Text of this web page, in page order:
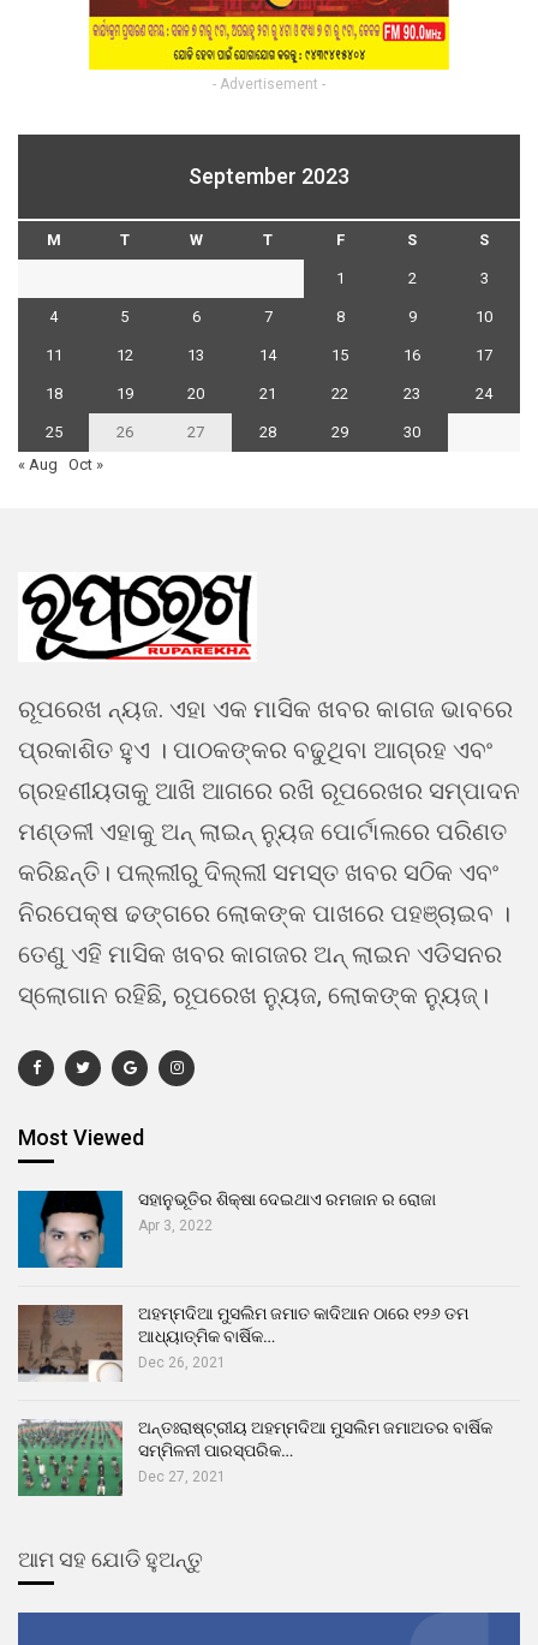
- Advertisement -
September 2023
M T W T F S S
1 2 3
4 5 6 7 8 9 10
11 12 13 14 15 16 17
18 19 20 21 22 23 24
25 26 27 28 29
30
« Aug
Oct »
ରୂପରେଖ ନ୍ୟଜ. ଏହା ଏକ ମାସିକ ଖବର କାଗଜ ଭାବରେ
ପ୍ରକାଶିତ ହୁଏ । ପାଠକଙ୍କର ବଢୁଥିବା ଆଗ୍ରହ ଏବଂ
ଗ୍ରହଣୀୟତାକୁ ଆଖି ଆଗରେ ରଖି ରୂପରେଖର ସମ୍ପାଦନ
ମଣ୍ଡଳୀ ଏହାକୁ ଅନ୍ ଲାଇନ୍ ନ୍ୟୁଜ ପୋର୍ଟାଲରେ ପରିଣତ
କରିଛନ୍ତି। ପଲ୍ଲୀରୁ ଦିଲ୍ଲୀ ସମସ୍ତ ଖବର ସଠିକ ଏବଂ
ନିରପେକ୍ଷ ଢଙ୍ଗରେ ଲୋକଙ୍କ ପାଖରେ ପହଞ୍ଚାଇବ ।
ତେଣୁ ଏହି ମାସିକ ଖବର କାଗଜର ଅନ୍ ଲାଇନ ଏଡିସନର
ସ୍ଲୋଗାନ ରହିଛି, ରୂପରେଖ ନ୍ୟୁଜ, ଲୋକଙ୍କ ନ୍ୟୁଜ୍।
Most Viewed
ସହାନୁଭୂତିର ଶିକ୍ଷା ଦେଇଥାଏ ରମଜାନ ର ରୋଜା
Apr 3, 2022
ଅହମ୍ମଦିଆ ମୁସଲିମ ଜମାତ କାଦିଆନ ଠାରେ ୧୨୬ ତମ
ଆଧ୍ୟାତ୍ମିକ ବାର୍ଷିକ…
Dec 26, 2021
ଅନ୍ତଃରାଷ୍ଟ୍ରୀୟ ଅହମ୍ମଦିଆ ମୁସଲିମ ଜମାଅତର ବାର୍ଷିକ
ସମ୍ମିଳନୀ ପାରସ୍ପରିକ…
Dec 27, 2021
ଆମ ସହ ଯୋଡି ହୁଅନ୍ତୁ